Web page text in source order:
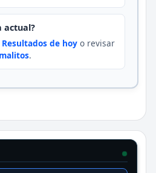
actual?
Resultados de hoy o revisar
.